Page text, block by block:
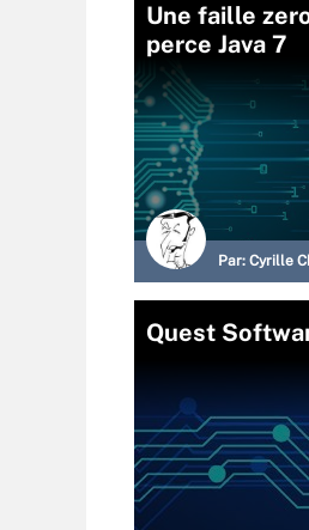
Une faille
perce Java 7
Par: Cyrille
Quest